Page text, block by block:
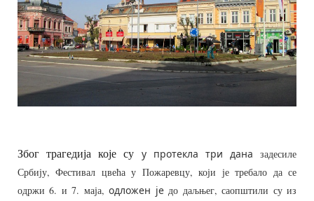
Због трагедија које су у протекла три дана задесиле
Србију, Фестивал цвећа у Пожаревцу, који је требало да се
одржи 6. и 7. маја,одложен jeдо даљњег, саопштили су из